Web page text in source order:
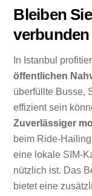
Bleiben
verbunden
In Istanbul
öffentlichen
überfüllte Busse,
effizient sein
Zuverlässiger
beim Ride-
eine lokale SIM-
nützlich ist. Das
bietet eine